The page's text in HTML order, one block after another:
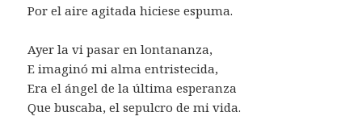
Por el aire agitada hiciese espuma.
Ayer la vi pasar en lontananza,
E imaginó mi alma entristecida,
Era el ángel de la última esperanza
Que buscaba, el sepulcro de mi vida.